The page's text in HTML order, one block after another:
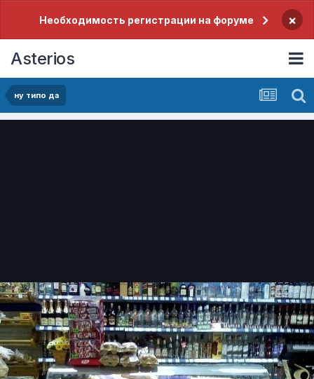
Необходимость регистрации на форуме ×
Asterios
ну типо да